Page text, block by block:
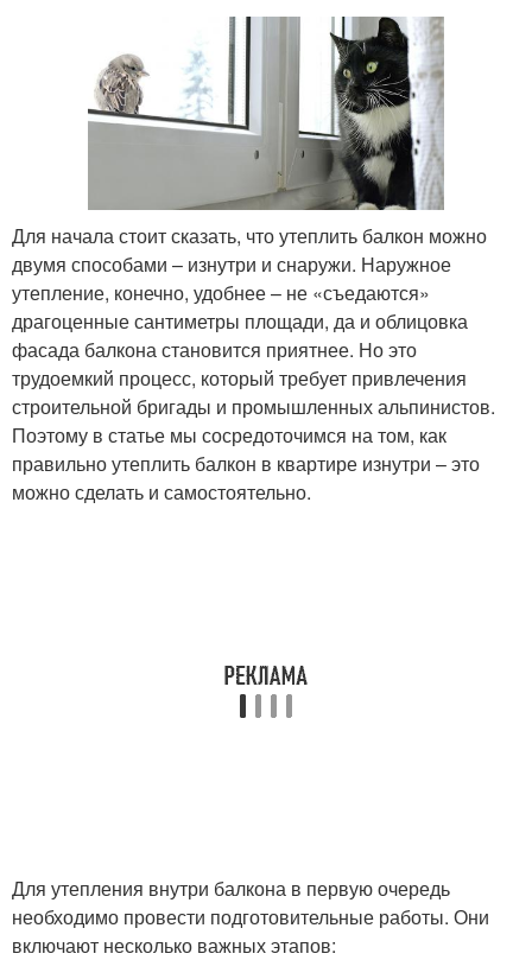
Для начала стоит сказать, что утеплить балкон можно
двумя способами – изнутри и снаружи. Наружное
утепление, конечно, удобнее – не «съедаются»
драгоценные сантиметры площади, да и облицовка
фасада балкона становится приятнее. Но это
трудоемкий процесс, который требует привлечения
строительной бригады и промышленных альпинистов.
Поэтому в статье мы сосредоточимся на том, как
правильно утеплить балкон в квартире изнутри – это
можно сделать и самостоятельно.
Для утепления внутри балкона в первую очередь
необходимо провести подготовительные работы. Они
включают несколько важных этапов: